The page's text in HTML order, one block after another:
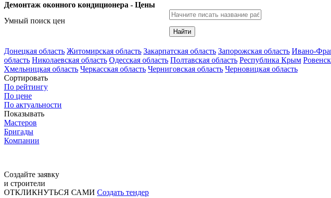
Демонтаж оконного кондиционера - Цены
Умный поиск цен
Найти
Донецкая область Житомирская область Закарпатская область Запорожская область Ивано-
область Николаевская область Одесская область Полтавская область Республика Крым
Хмельницкая область Черкасская область Черниговская область Черновицкая область
Сортировать
По рейтингу
По цене
По актуальности
Показывать
Мастеров
Бригады
Компании
Создайте заявку
и строители
ОТКЛИКНУТЬСЯ САМИ Создать тендер